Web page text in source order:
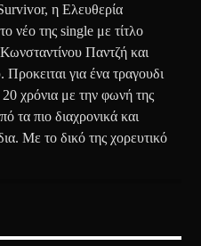
η Ελευθερία
νέο της single με τίτλο
Παντζή και
για ένα τραγουδι
χρόνια με την φωνή της
τα πιο διαχρονικά και
Με το δικό της χορευτικό